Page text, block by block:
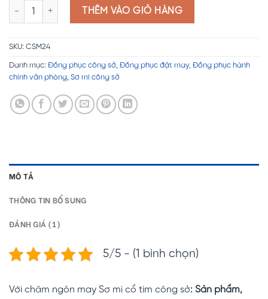
Đồng phục công sở CSM24 số lượng
THÊM VÀO GIỎ HÀNG
SKU: CSM24
Danh mục: Đồng phục công sở, Đồng phục đặt may, Đồng phục hành
chính văn phòng, Sơ mi công sở
MÔ TẢ
THÔNG TIN BỔ SUNG
ĐÁNH GIÁ (1)
5/5 - (1 bình chọn)
Với châm ngôn may Sơ mi cổ tim công sở: Sản phẩm,